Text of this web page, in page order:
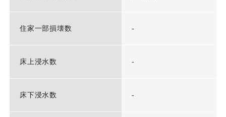
住家一部損壊数 -
床上浸水数 -
床下浸水数 -